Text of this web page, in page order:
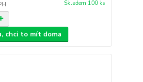
Skladem 100 ks
chci to mít doma